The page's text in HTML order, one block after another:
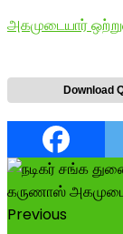
அகமுடையார்
Download
Previous